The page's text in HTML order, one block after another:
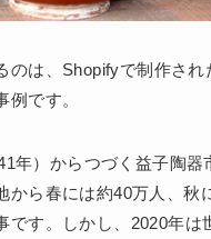
のは、Shopifyで制作され
例です。
年）からつづく益子陶器
から春には約40万人、秋
です。しかし、2020年は